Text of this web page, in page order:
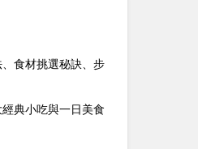
食材挑選秘訣、步
典小吃與一日美食